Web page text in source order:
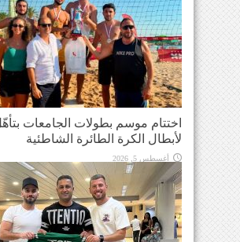
اختتام موسم بطولات الجامعات
لأبطال الكرة الطائرة الشاطئية
أغسطس 5, 2026